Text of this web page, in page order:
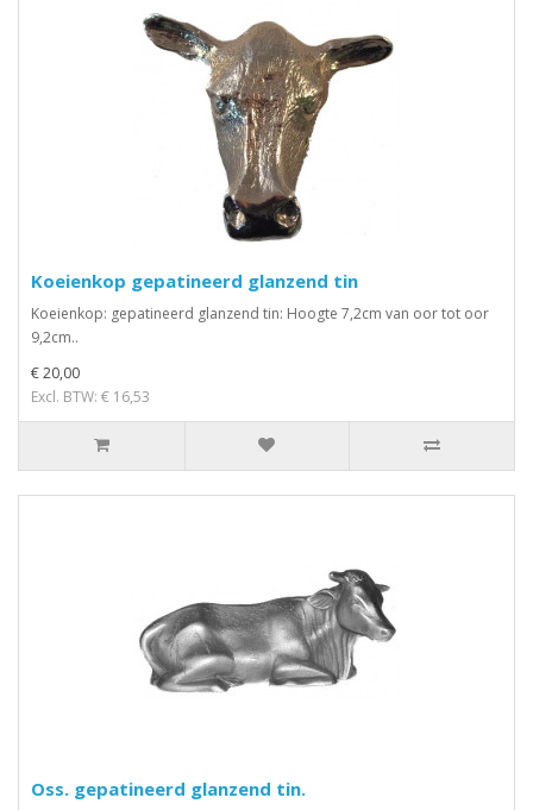
Koeienkop gepatineerd glanzend tin
Koeienkop: gepatineerd glanzend tin: Hoogte 7,2cm van oor tot oor
9,2cm..
€ 20,00
Excl. BTW: € 16,53
Oss. gepatineerd glanzend tin.